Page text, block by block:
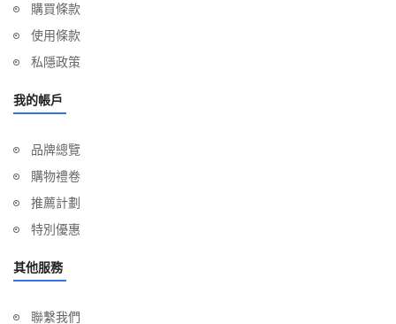
購買條款
使用條款
私隱政策
我的帳戶
品牌總覽
購物禮卷
推薦計劃
特別優惠
其他服務
聯繫我們